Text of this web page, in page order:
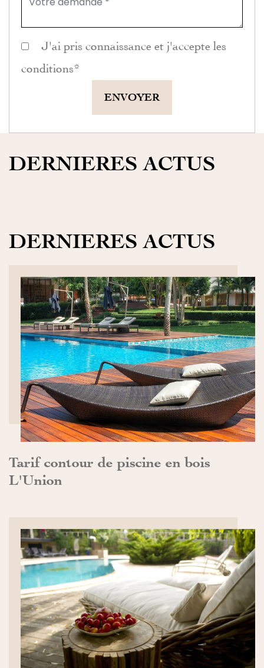
J'ai pris connaissance et j'accepte les
conditions *
ENVOYER
DERNIERES ACTUS
DERNIERES ACTUS
Tarif contour de piscine en bois
L'Union
DÉCOUVRIR>>
DÉCOUVRIR>>